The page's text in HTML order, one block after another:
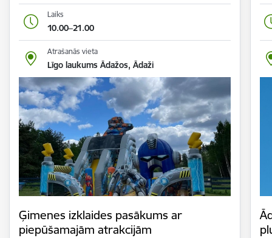
Laiks
10.00–21.00
Atrašanās vieta
Līgo laukums Ādažos, Ādaži
Ģimenes izklaides pasākums ar
piepūšamajām atrakcijām